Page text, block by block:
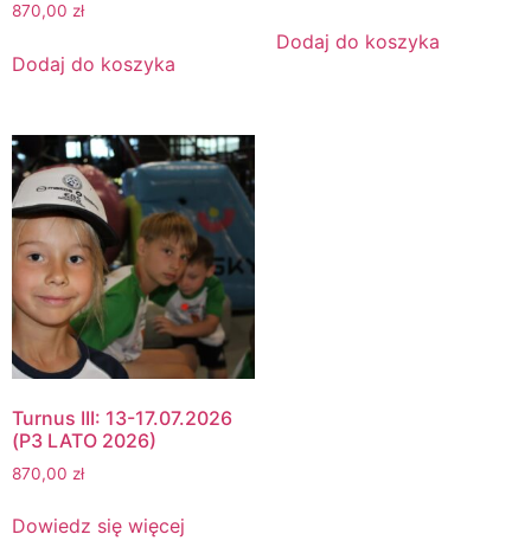
870,00 zł
Dodaj do koszyka
Dodaj do koszyka
Turnus III: 13-17.07.2026
(P3 LATO 2026)
870,00 zł
Dowiedz się więcej